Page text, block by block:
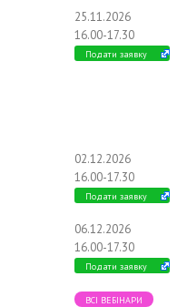
25.11.2026
16.00-17.30
Подати заявку
02.12.2026
16.00-17.30
Подати заявку
06.12.2026
16.00-17.30
Подати заявку
ВСІ ВЕБІНАРИ